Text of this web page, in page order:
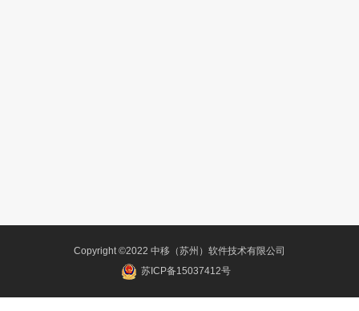
Copyright ©2022 中移（苏州）软件技术有限公司
苏ICP备15037412号